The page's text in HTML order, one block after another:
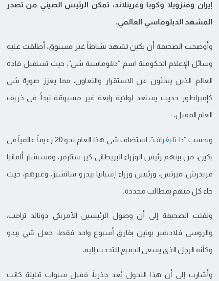
إيران وفنزويلا وكوبا وغرينلاند، تمكن الرئيس الصيني من تصدر
المشهد الدبلوماسي العالمي.
وأوضحت الصحيفة أن بكين تشهد نشاطاً غير مسبوق، أطلقت عليه
وسائل الإعلام الحكومية اسم "دبلوماسية شي"، حيث تستقبل قادة
العالم الذين يبحثون عن الاستقرار والتعاون، مما يعزز صورة شي
كإمبراطور حديث يستعد لولاية رابعة غير مسبوقة تبدأ في خريف
العام المقبل.
وبحسب "ذا تليغراف "، استضاف شي هذا العام نحو 20 زعيماً عالمياً في
بكين، من بينهم رئيس الوزراء البريطاني كير ستارمر، ومستشار ألمانيا
فريدرش ميرتس، ورئيس وزراء إسبانيا بيدرو سانشيز، وغيرهم، حيث
جاء كل منهم بمطالب محددة.
ولفتت الصحيفة إلى أن وصول الرئيسين الأمريكي دونالد ترامب،
والروسي فلاديمير بوتين بفارق أسبوع واحد فقط، جعل شي يبدو
وكأنه الرجل الذي يسعى الجميع للتحدث إليه.
وأشارت إلى أن هذا التحول يُعد جذرياً، فقبل سنوات قليلة كانت